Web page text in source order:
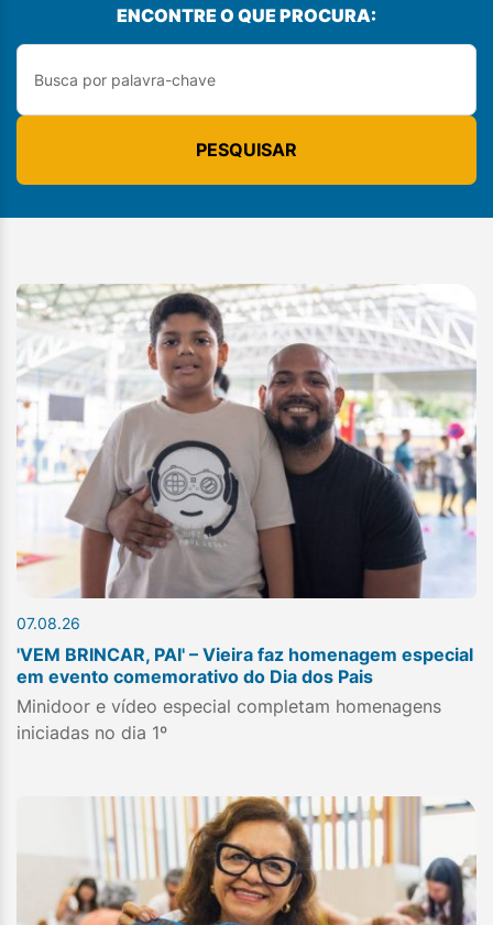
ENCONTRE O QUE PROCURA:
PESQUISAR
07.08.26
'VEM BRINCAR, PAI' – Vieira faz homenagem especial
em evento comemorativo do Dia dos Pais
Minidoor e vídeo especial completam homenagens
iniciadas no dia 1º